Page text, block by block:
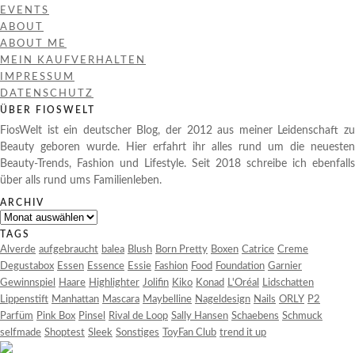
EVENTS
ABOUT
ABOUT ME
MEIN KAUFVERHALTEN
IMPRESSUM
DATENSCHUTZ
ÜBER FIOSWELT
FiosWelt ist ein deutscher Blog, der 2012 aus meiner Leidenschaft zu
Beauty geboren wurde. Hier erfahrt ihr alles rund um die neuesten
Beauty-Trends, Fashion und Lifestyle. Seit 2018 schreibe ich ebenfalls
über alls rund ums Familienleben.
ARCHIV
Archiv
TAGS
Alverde aufgebraucht balea Blush Born Pretty Boxen Catrice Creme
Degustabox Essen Essence Essie Fashion Food Foundation Garnier
Gewinnspiel
Haare Highlighter Jolifin Kiko Konad L'Oréal
Lidschatten
Lippenstift Manhattan Mascara Maybelline Nageldesign Nails ORLY P2
Parfüm Pink Box Pinsel Rival de Loop Sally Hansen Schaebens Schmuck
selfmade Shoptest Sleek Sonstiges ToyFan Club trend it up